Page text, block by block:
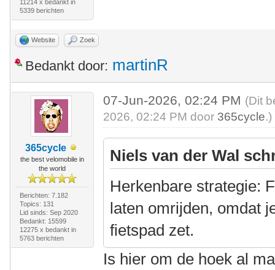
11214 x bedankt in
5339 berichten
Website Zoek
Bedankt door: martinR
365cycle
the best velomobile in
the world
Berichten: 7.182
Topics: 131
Lid sinds: Sep 2020
Bedankt: 15599
12275 x bedankt in
5763 berichten
07-Jun-2026, 02:24 PM (Dit
2026, 02:24 PM door 365cycle.)
Niels van der Wal
Herkenbare strategie:
laten omrijden, omdat
fietspad zet.
Is hier om de hoek al